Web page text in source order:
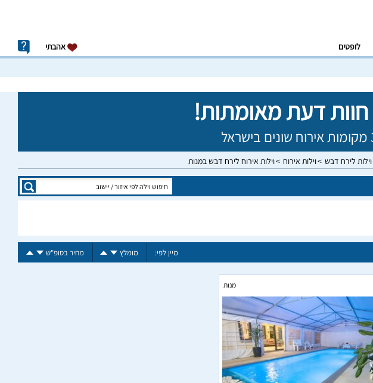
לופטים אהבתי
וילות לירח דבש וילות אירוח וילות אירוח לירח דבש במנות
מיין לפי: מומלץ מחיר בסופ"ש
מנות